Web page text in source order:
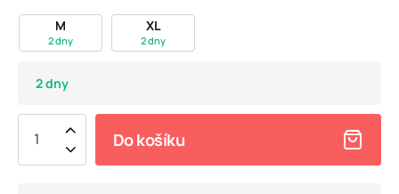
M
2 dny
XL
2 dny
2 dny
Do košíku